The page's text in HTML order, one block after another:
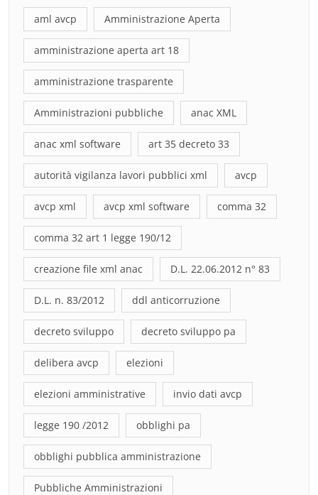
aml avcp Amministrazione Aperta
amministrazione aperta art 18
amministrazione trasparente
Amministrazioni pubbliche anac XML
anac xml software art 35 decreto 33
autorità vigilanza lavori pubblici xml avcp
avcp xml avcp xml software comma 32
comma 32 art 1 legge 190/12
creazione file xml anac D.L. 22.06.2012 n° 83
D.L. n. 83/2012 ddl anticorruzione
decreto sviluppo decreto sviluppo pa
delibera avcp elezioni
elezioni amministrative invio dati avcp
legge 190 /2012 obblighi pa
obblighi pubblica amministrazione
Pubbliche Amministrazioni